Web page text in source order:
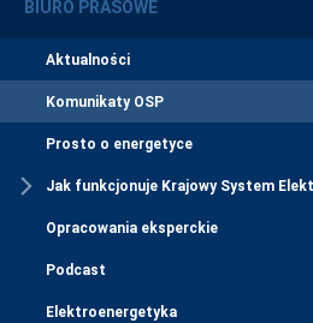
BIURO PRASOWE
Aktualności
Komunikaty OSP
Prosto o energetyce
Jak funkcjonuje Krajowy System
Opracowania eksperckie
Podcast
Elektroenergetyka